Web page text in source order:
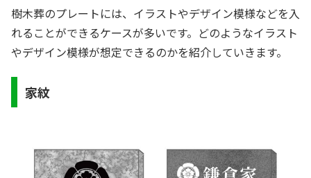
樹木葬のプレートには、イラストやデザイン模様などを入
れることができるケースが多いです。どのようなイラスト
やデザイン模様が想定できるのかを紹介していきます。
家紋